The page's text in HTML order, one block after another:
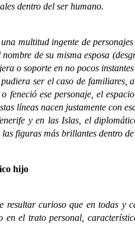
dentro del ser humano.
ingente de personajes
de su misma esposa
o soporte en no pocos
ser el caso de familiares,
feneció ese personaje, el
líneas nacen justamente con
y en las Islas, el
las figuras más brillantes dentro
hijo
curioso que en todas y
en el trato personal,